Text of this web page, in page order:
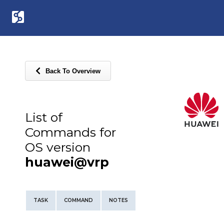
Back To Overview
List of
Commands for
OS version
huawei@vrp
TASK COMMAND NOTES